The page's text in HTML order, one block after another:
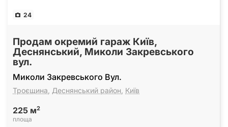
24
Продам окремий гараж Київ,
Деснянський, Миколи Закревського
вул.
Миколи Закревського Вул.
Троєщина Деснянський район Київ
225 м2
площа